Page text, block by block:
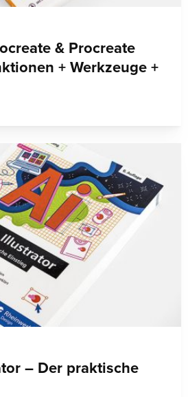
& Procreate
+ Werkzeuge +
– Der praktische